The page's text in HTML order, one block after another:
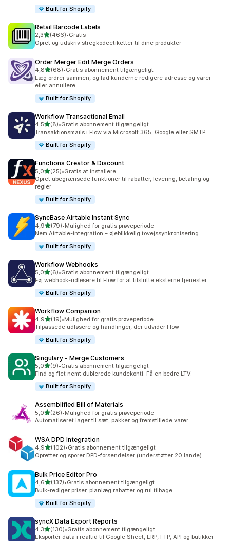
Built for Shopify
Retail Barcode Labels
2,3ud af 5 stjerner
(466)
466 anmeldelser i alt
•Gratis
Opret og udskriv stregkodeetiketter til dine produkter
Order Merger Edit Merge Orders
4,8ud af 5 stjerner
(68)
68 anmeldelser i alt
•Gratis abonnement tilgængeligt
Læg ordrer sammen, og lad kunderne redigere adresse og varer
eller annullere.
Built for Shopify
Workflow Transactional Email
4,5ud af 5 stjerner
(8)
8 anmeldelser i alt
•Gratis abonnement tilgængeligt
Transaktionsmails i Flow via Microsoft 365, Google eller SMTP
Built for Shopify
Functions Creator & Discount
5,0ud af 5 stjerner
(25)
25 anmeldelser i alt
•Gratis at installere
Opret ubegrænsede funktioner til rabatter, levering, betaling og
regler
Built for Shopify
SyncBase Airtable Instant Sync
4,9ud af 5 stjerner
(79)
79 anmeldelser i alt
•Mulighed for gratis prøveperiode
Nem Airtable-integration – øjeblikkelig tovejssynkronisering
Built for Shopify
Workflow Webhooks
5,0ud af 5 stjerner
(6)
6 anmeldelser i alt
•Gratis abonnement tilgængeligt
Føj webhook-udløsere til Flow for at tilslutte eksterne tjenester
Built for Shopify
Workflow Companion
4,9ud af 5 stjerner
(19)
19 anmeldelser i alt
•Mulighed for gratis prøveperiode
Tilpassede udløsere og handlinger, der udvider Flow
Built for Shopify
Singulary ‑ Merge Customers
5,0ud af 5 stjerner
(9)
9 anmeldelser i alt
•Gratis abonnement tilgængeligt
Find og flet nemt dublerede kundekonti. Få en bedre LTV.
Built for Shopify
Assemblified Bill of Materials
5,0ud af 5 stjerner
(26)
26 anmeldelser i alt
•Mulighed for gratis prøveperiode
Automatiseret lager til sæt, pakker og fremstillede varer.
WSA DPD Integration
4,9ud af 5 stjerner
(102)
102 anmeldelser i alt
•Gratis abonnement tilgængeligt
Opretter og sporer DPD-forsendelser (understøtter 20 lande)
Bulk Price Editor Pro
4,6ud af 5 stjerner
(137)
137 anmeldelser i alt
•Gratis abonnement tilgængeligt
Bulk-rediger priser, planlæg rabatter og rul tilbage.
Built for Shopify
syncX Data Export Reports
4,3ud af 5 stjerner
(130)
130 anmeldelser i alt
•Gratis abonnement tilgængeligt
Eksportér data i realtid til Google Sheet, ERP, FTP, API og butikker